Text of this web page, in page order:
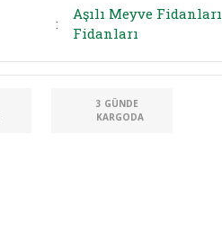
Aşılı Meyve Fidanları
Fidanları
3 GÜNDE
KARGODA